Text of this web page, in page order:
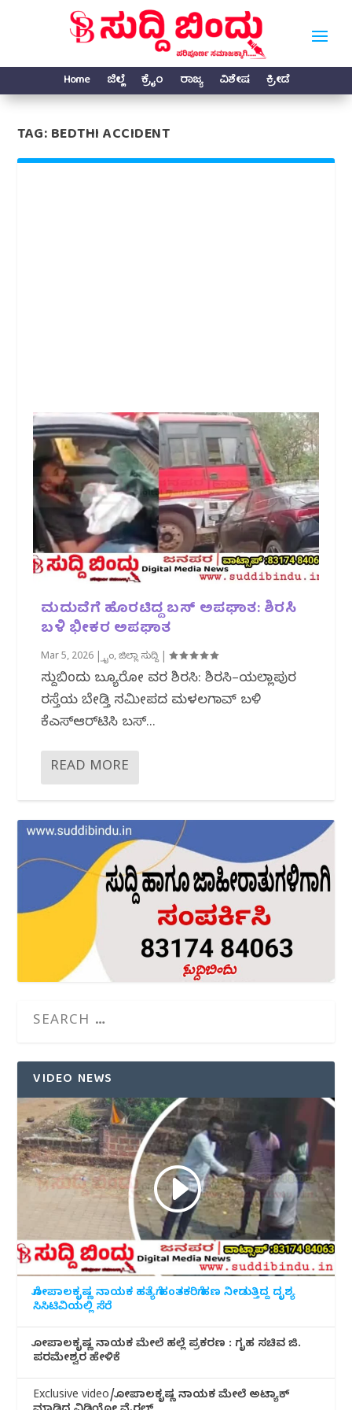
Home ಜಿಲ್ಲೆ ಕ್ರೈಂ ರಾಜ್ಯ ವಿಶೇಷ ಕ್ರೀಡೆ
TAG:BEDTHI ACCIDENT
ಮದುವೆಗೆ ಹೊರಟಿದ್ದ ಬಸ್‌ ಅಪಘಾತ: ಶಿರಸಿ
ಬಳಿ ಭೀಕರ ಅಪಘಾತ
Mar 5, 2026 |ಕ್ರೈಂ,ಜಿಲ್ಲಾ ಸುದ್ದಿ |
ಸುದ್ದಿಬಿಂದು ಬ್ಯೂರೋ ವರದಿ ಶಿರಸಿ: ಶಿರಸಿ–ಯಲ್ಲಾಪುರ
ರಸ್ತೆಯ ಬೇಡ್ತಿ ಸಮೀಪದ ಮಳಲಗಾವ್ ಬಳಿ
ಕೆಎಸ್‌ಆರ್‌ಟಿಸಿ ಬಸ್...
READ MORE
VIDEO NEWS
ಗೋಪಾಲಕೃಷ್ಣ ನಾಯಕ ಹತ್ಯೆಗೆ ಹಂತಕರಿಗೆ ಹಣ ನೀಡುತ್ತಿದ್ದ ದೃಶ್ಯ
ಸಿಸಿಟಿವಿಯಲ್ಲಿ ಸೆರೆ
ಗೋಪಾಲಕೃಷ್ಣ ನಾಯಕ ಮೇಲೆ ಹಲ್ಲೆ ಪ್ರಕರಣ : ಗೃಹ ಸಚಿವ ಜಿ.
ಪರಮೇಶ್ವರ ಹೇಳಿಕೆ
Exclusive video/ಗೋಪಾಲಕೃಷ್ಣ ನಾಯಕ ಮೇಲೆ ಅಟ್ಯಾಕ್